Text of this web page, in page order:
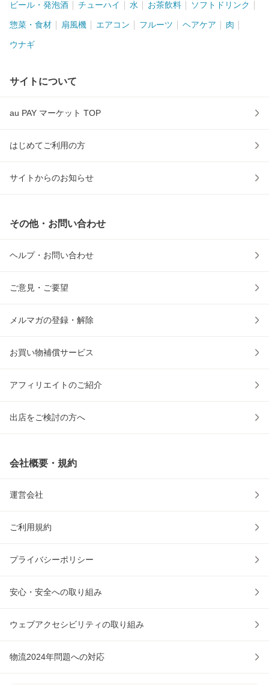
ビール・発泡酒 チューハイ 水 お茶飲料 ソフトドリンク
惣菜・食材 扇風機 エアコン フルーツ ヘアケア 肉
ウナギ
サイトについて
au PAY マーケット TOP
はじめてご利用の方
サイトからのお知らせ
その他・お問い合わせ
ヘルプ・お問い合わせ
ご意見・ご要望
メルマガの登録・解除
お買い物補償サービス
アフィリエイトのご紹介
出店をご検討の方へ
会社概要・規約
運営会社
ご利用規約
プライバシーポリシー
安心・安全への取り組み
ウェブアクセシビリティの取り組み
物流2024年問題への対応